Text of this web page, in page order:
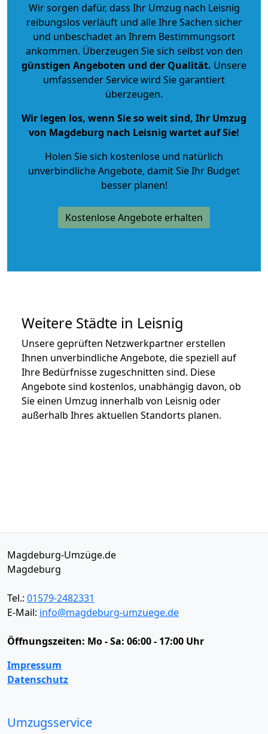
Wir sorgen dafür, dass Ihr Umzug nach Leisnig
reibungslos verläuft und alle Ihre Sachen sicher
und unbeschadet an Ihrem Bestimmungsort
ankommen. Überzeugen Sie sich selbst von den
günstigen Angeboten und der Qualität. Unsere
umfassender Service wird Sie garantiert
überzeugen.
Wir legen los, wenn Sie so weit sind, Ihr Umzug
von Magdeburg nach Leisnig wartet auf Sie!
Holen Sie sich kostenlose und natürlich
unverbindliche Angebote, damit Sie Ihr Budget
besser planen!
Kostenlose Angebote erhalten
Weitere Städte in Leisnig
Unsere geprüften Netzwerkpartner erstellen
Ihnen unverbindliche Angebote, die speziell auf
Ihre Bedürfnisse zugeschnitten sind. Diese
Angebote sind kostenlos, unabhängig davon, ob
Sie einen Umzug innerhalb von Leisnig oder
außerhalb Ihres aktuellen Standorts planen.
Magdeburg-Umzüge.de
Magdeburg
Tel.: 01579-2482331
E-Mail: info@magdeburg-umzuege.de
Öffnungszeiten: Mo - Sa: 06:00 - 17:00 Uhr
Impressum
Datenschutz
Umzugsservice